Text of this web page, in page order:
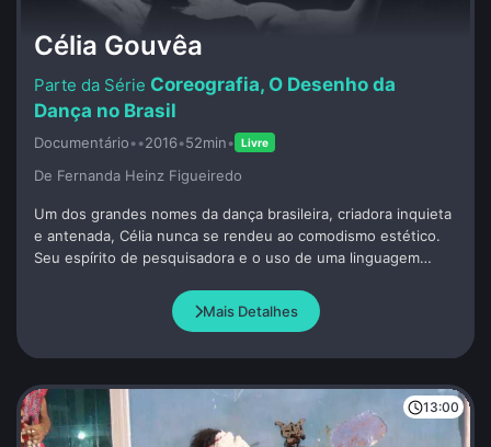
Célia Gouvêa
Coreografia, O Desenho da
Dança no Brasil
Documentário••2016•52min• Livre
De Fernanda Heinz Figueiredo
Um dos grandes nomes da dança brasileira, criadora inquieta
e antenada, Célia nunca se rendeu ao comodismo estético.
Seu espírito de pesquisadora e o uso de uma linguagem
a levam a criar a peça solo “Alavancas e Dobradiças”, um
trabalho autobiográfico que questiona a proliferação atual
Mais Detalhes
13:00